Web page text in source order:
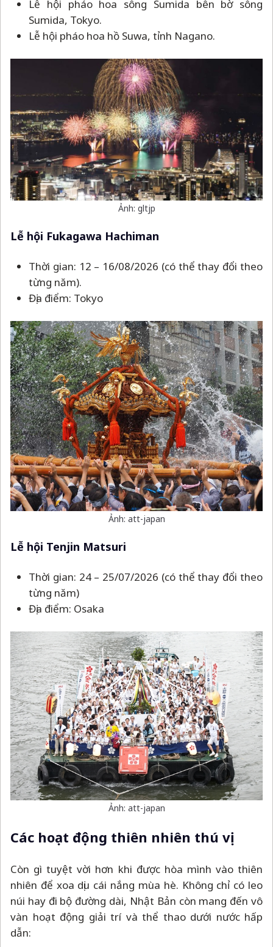
Lễ hội pháo hoa sông Sumida bên bờ sông
Sumida, Tokyo.
Lễ hội pháo hoa hồ Suwa, tỉnh Nagano.
Ảnh: gltjp
Lễ hội Fukagawa Hachiman
Thời gian: 12 – 16/08/2026 (có thể thay đổi theo
từng năm).
Địa điểm: Tokyo
Ảnh: att-japan
Lễ hội Tenjin Matsuri
Thời gian: 24 – 25/07/2026 (có thể thay đổi theo
từng năm)
Địa điểm: Osaka
Ảnh: att-japan
Các hoạt động thiên nhiên thú vị
Còn gì tuyệt vời hơn khi được hòa mình vào thiên
nhiên để xoa dịu cái nắng mùa hè. Không chỉ có leo
núi hay đi bộ đường dài, Nhật Bản còn mang đến vô
vàn hoạt động giải trí và thể thao dưới nước hấp
dẫn: